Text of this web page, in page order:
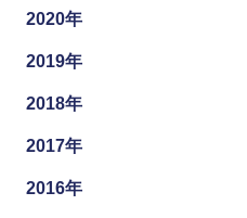
2020年
2019年
2018年
2017年
2016年